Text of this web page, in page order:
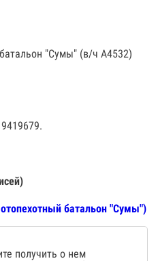
"Сумы" (в/ч А4532)
батальон "Сумы")
получить о нем